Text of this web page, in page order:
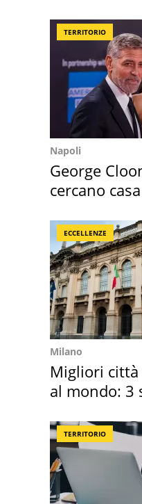
TERRITORIO
Napoli
George
cercano
ECCELLENZE
Milano
Migliori
al mondo: 3
TERRITORIO